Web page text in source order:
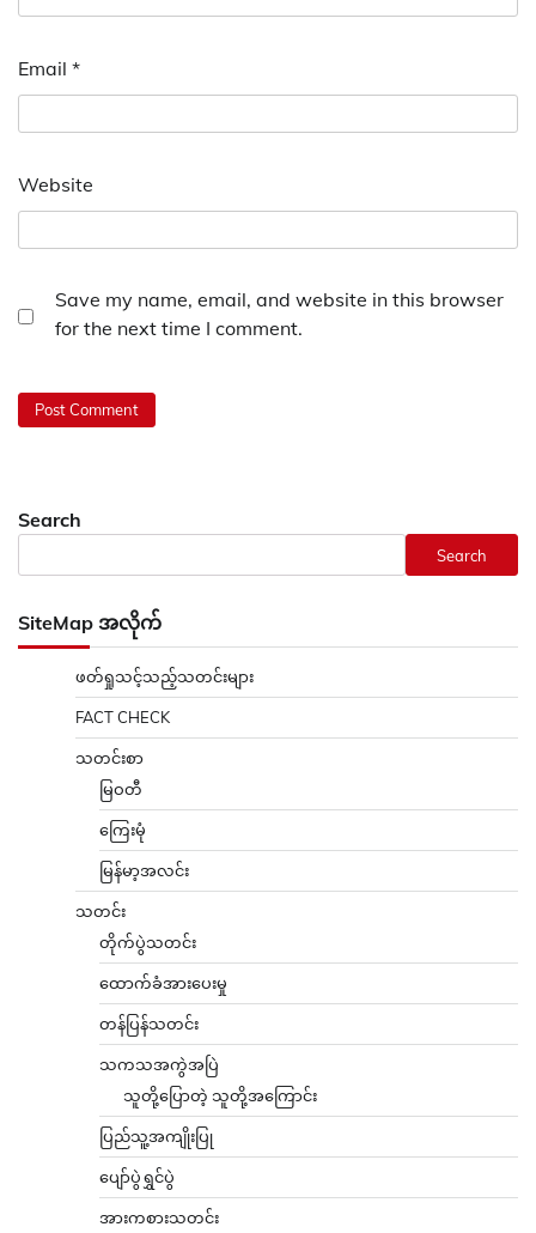
Email *
Website
Save my name, email, and website in this browser
for the next time I comment.
Search
Search
SiteMap အလိုက်
ဖတ်ရှုသင့်သည့်သတင်းများ
FACT CHECK
သတင်းစာ
မြဝတီ
ကြေးမုံ
မြန်မာ့အလင်း
သတင်း
တိုက်ပွဲသတင်း
ထောက်ခံအားပေးမှု
တန်ပြန်သတင်း
သကသအကွဲအပြဲ
သူတို့ပြောတဲ့ သူတို့အကြောင်း
ပြည်သူ့အကျိုးပြု
ပျော်ပွဲရွှင်ပွဲ
အားကစားသတင်း